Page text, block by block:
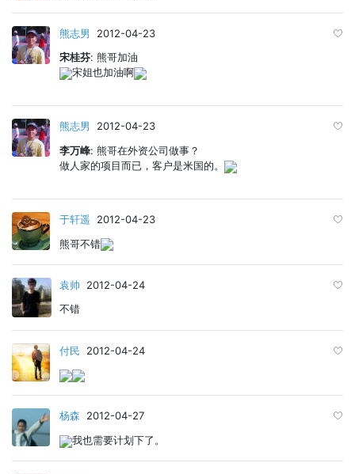
熊志男
2012-04-23
宋桂芬: 熊哥加油
宋姐也加油啊
熊志男
2012-04-23
李万峰: 熊哥在外资公司做事？
做人家的项目而已，客户是米国的。
于轩遥 2012-04-23
熊哥不错
袁帅 2012-04-24
不错
付民 2012-04-24
杨森 2012-04-27
我也需要计划下了。